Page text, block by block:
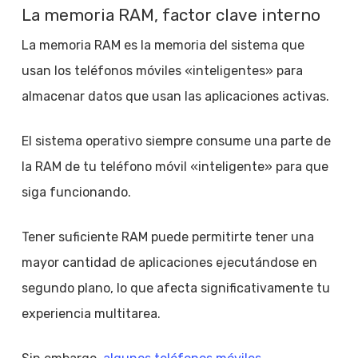
La memoria RAM, factor clave interno
La memoria RAM es la memoria del sistema que
usan los teléfonos móviles «inteligentes» para
almacenar datos que usan las aplicaciones activas.
El sistema operativo siempre consume una parte de
la RAM de tu teléfono móvil «inteligente» para que
siga funcionando.
Tener suficiente RAM puede permitirte tener una
mayor cantidad de aplicaciones ejecutándose en
segundo plano, lo que afecta significativamente tu
experiencia multitarea.